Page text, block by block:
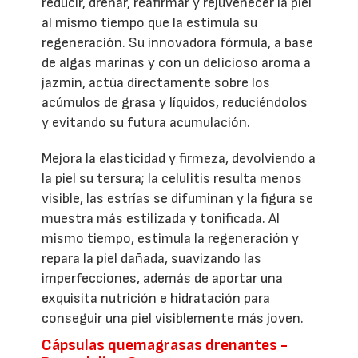
al mismo tiempo que la estimula su
regeneración. Su innovadora fórmula, a base
de algas marinas y con un delicioso aroma a
jazmín, actúa directamente sobre los
acúmulos de grasa y líquidos, reduciéndolos
y evitando su futura acumulación.
Mejora la elasticidad y firmeza, devolviendo a
la piel su tersura; la celulitis resulta menos
visible, las estrías se difuminan y la figura se
muestra más estilizada y tonificada. Al
mismo tiempo, estimula la regeneración y
repara la piel dañada, suavizando las
imperfecciones, además de aportar una
exquisita nutrición e hidratación para
conseguir una piel visiblemente más joven.
Cápsulas quemagrasas drenantes -